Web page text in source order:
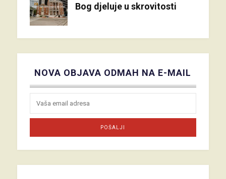
Bog djeluje u skrovitosti
NOVA OBJAVA ODMAH NA E-MAIL